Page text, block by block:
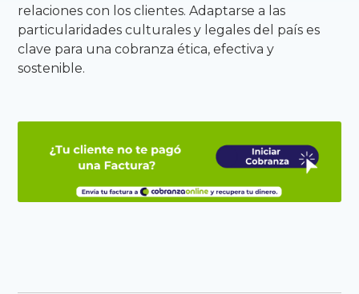
relaciones con los clientes. Adaptarse a las
particularidades culturales y legales del país es
clave para una cobranza ética, efectiva y
sostenible.